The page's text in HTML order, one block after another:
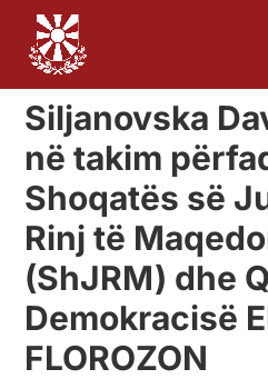
Siljanovska
në takim
Shoqatës së
Rinj të
(ShJRM) dhe
Demokracisë
FLOROZON